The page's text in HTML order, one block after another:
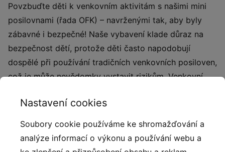
Povzbuďte děti k venkovním aktivitám s našimi mini
posilovnami (řada OFK) – navrženými tak, aby byly
zábavné i bezpečné! Naše vybavení klade důraz na
bezpečnost dětí, protože děti často napodobují
dospělé při používání tradičních venkovních posiloven,
což je může nevědomky vystavit rizikům. Venkovní
dětí, což představuje potenciální nebezpečí. Naše
venkovní mini posilovny (OFK) tento problém
efektivně řeší!
Nastavení cookies
Soubory cookie používáme ke shromažďování a
analýze informací o výkonu a používání webu a